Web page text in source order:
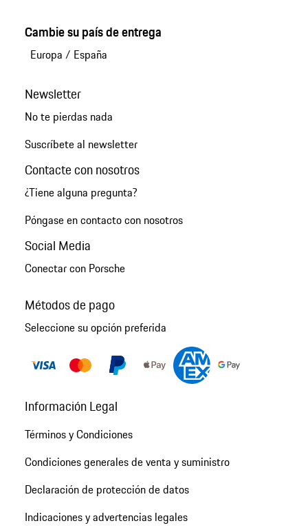
Cambie su país de entrega
Europa / España
Newsletter
No te pierdas nada
Suscríbete al newsletter
Contacte con nosotros
¿Tiene alguna pregunta?
Póngase en contacto con nosotros
Social Media
Conectar con Porsche
Métodos de pago
Seleccione su opción preferida
Información Legal
Términos y Condiciones
Condiciones generales de venta y suministro
Declaración de protección de datos
Indicaciones y advertencias legales